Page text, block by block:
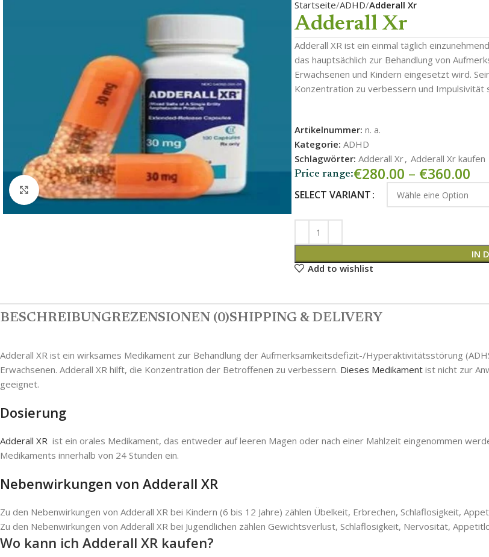
Click to enlarge
Startseite ADHD Adderall Xr
Adderall Xr
Adderall XR ist ein einmal täglich
das hauptsächlich zur Behandlung von
Erwachsenen und Kindern eingesetzt wird.
Konzentration zu verbessern und
Artikelnummer: n. a.
Kategorie: ADHD
Schlagwörter: Adderall Xr, Adderall Xr kaufen
Price range:€280.00 – €360.00
SELECT VARIANT
IN
Add to wishlist
BESCHREIBUNGREZENSIONEN (0)SHIPPING & DELIVERY
Adderall XR ist ein wirksames Medikament zur Behandlung der Aufmerksamkeitsdefizit-/Hyperaktivitätsstörung
Erwachsenen. Adderall XR hilft, die Konzentration der Betroffenen zu verbessern. Dieses Medikament ist nicht zur
geeignet.
Dosierung
Adderall XR ist ein orales Medikament, das entweder auf leeren Magen oder nach einer Mahlzeit eingenommen
Medikaments innerhalb von 24 Stunden ein.
Nebenwirkungen von Adderall XR
Zu den Nebenwirkungen von Adderall XR bei Kindern (6 bis 12 Jahre) zählen Übelkeit, Erbrechen, Schlaflosigkeit,
Zu den Nebenwirkungen von Adderall XR bei Jugendlichen zählen Gewichtsverlust, Schlaflosigkeit, Nervosität,
Wo kann ich Adderall XR kaufen?